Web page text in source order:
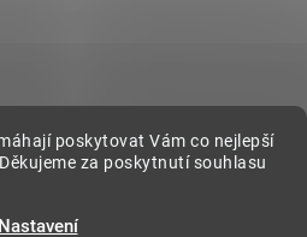
poskytovat Vám co nejlepší
za poskytnutí souhlasu
Nastavení